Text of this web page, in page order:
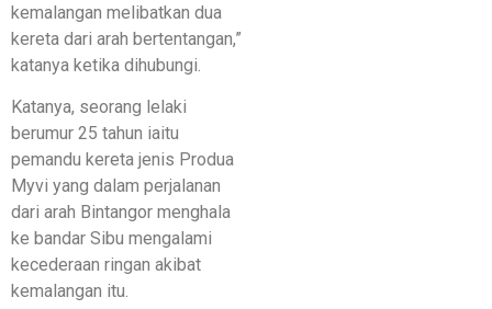
kemalangan melibatkan dua
kereta dari arah bertentangan,”
katanya ketika dihubungi.
Katanya, seorang lelaki
berumur 25 tahun iaitu
pemandu kereta jenis Produa
Myvi yang dalam perjalanan
dari arah Bintangor menghala
ke bandar Sibu mengalami
kecederaan ringan akibat
kemalangan itu.